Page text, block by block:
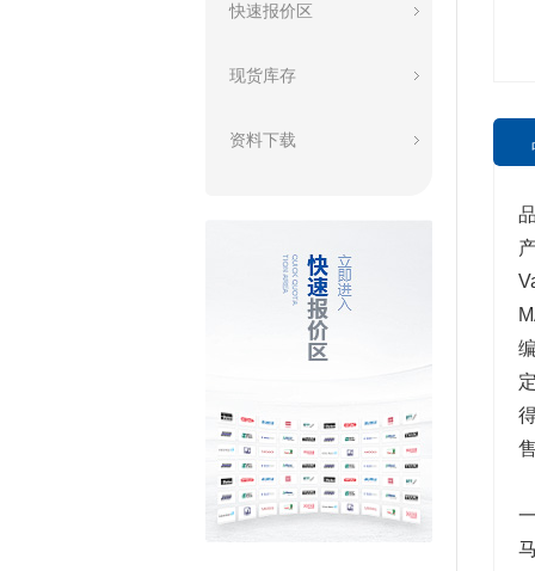
快速报价区
现货库存
资料下载